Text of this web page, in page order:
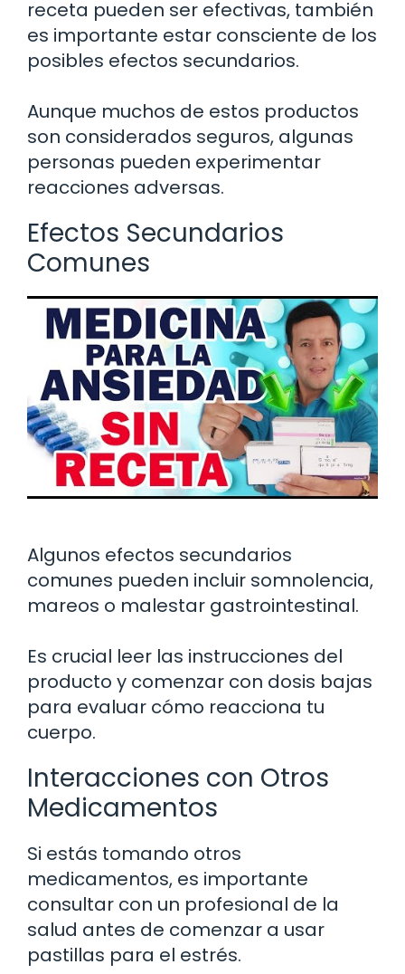
receta pueden ser efectivas, también
es importante estar consciente de los
posibles efectos secundarios.
Aunque muchos de estos productos
son considerados seguros, algunas
personas pueden experimentar
reacciones adversas.
Efectos Secundarios
Comunes
Algunos efectos secundarios
comunes pueden incluir somnolencia,
mareos o malestar gastrointestinal.
Es crucial leer las instrucciones del
producto y comenzar con dosis bajas
para evaluar cómo reacciona tu
cuerpo.
Interacciones con Otros
Medicamentos
Si estás tomando otros
medicamentos, es importante
consultar con un profesional de la
salud antes de comenzar a usar
pastillas para el estrés.